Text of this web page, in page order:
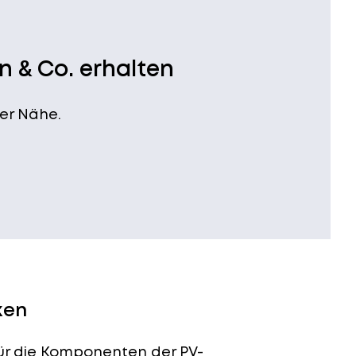
& Co. erhalten
Nähe.
die Komponenten der PV-